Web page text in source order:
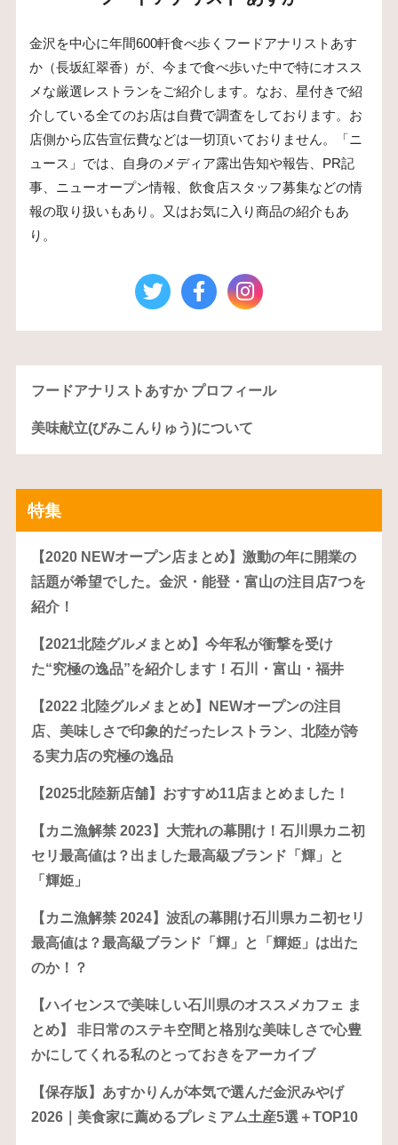
金沢を中心に年間600軒食べ歩くフードアナリストあす
か（長坂紅翠香）が、今まで食べ歩いた中で特にオスス
メな厳選レストランをご紹介します。なお、星付きで紹
介している全てのお店は自費で調査をしております。お
店側から広告宣伝費などは一切頂いておりません。「ニ
ュース」では、自身のメディア露出告知や報告、PR記
事、ニューオープン情報、飲食店スタッフ募集などの情
報の取り扱いもあり。又はお気に入り商品の紹介もあ
り。
フードアナリストあすか プロフィール
美味献立(びみこんりゅう)について
特集
【2020 NEWオープン店まとめ】激動の年に開業の
話題が希望でした。金沢・能登・富山の注目店7つを
紹介！
【2021北陸グルメまとめ】今年私が衝撃を受け
た“究極の逸品”を紹介します！石川・富山・福井
【2022 北陸グルメまとめ】NEWオープンの注目
店、美味しさで印象的だったレストラン、北陸が誇
る実力店の究極の逸品
【2025北陸新店舗】おすすめ11店まとめました！
【カニ漁解禁 2023】大荒れの幕開け！石川県カニ初
セリ最高値は？出ました最高級ブランド「輝」と
「輝姫」
【カニ漁解禁 2024】波乱の幕開け石川県カニ初セリ
最高値は？最高級ブランド「輝」と「輝姫」は出た
のか！？
【ハイセンスで美味しい石川県のオススメカフェ ま
とめ】 非日常のステキ空間と格別な美味しさで心豊
かにしてくれる私のとっておきをアーカイブ
【保存版】あすかりんが本気で選んだ金沢みやげ
2026｜美食家に薦めるプレミアム土産5選＋TOP10